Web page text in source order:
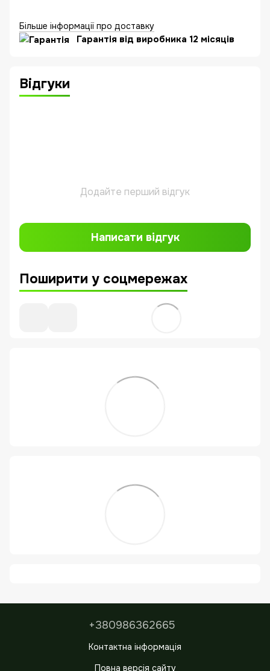
Більше інформації про доставку
Гарантія від виробника 12 місяців
Відгуки
Додайте перший відгук
Написати відгук
Поширити у соцмережах
+380986362665
Контактна інформація
Повна версія сайту